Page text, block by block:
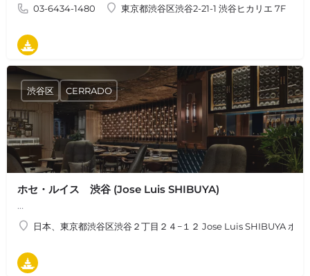
03-6434-1480 東京都渋谷区渋谷2-21-1 渋谷ヒカリエ 7F
タパス
ホセ・ルイス 渋谷 (Jose Luis SHIBUYA)
…
日本、東京都渋谷区渋谷２丁目２４−１２ Jose Luis SHIBUYA ホセ
渋谷区 CERRADO